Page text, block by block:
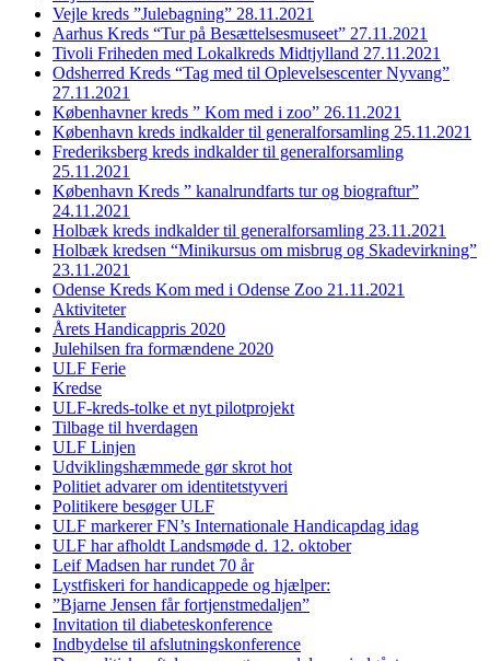
Vejle kreds ”Julebagning” 28.11.2021
Aarhus Kreds “Tur på Besættelsesmuseet” 27.11.2021
Tivoli Friheden med Lokalkreds Midtjylland 27.11.2021
Odsherred Kreds “Tag med til Oplevelsescenter Nyvang”
27.11.2021
Københavner kreds ” Kom med i zoo” 26.11.2021
København kreds indkalder til generalforsamling 25.11.2021
Frederiksberg kreds indkalder til generalforsamling
25.11.2021
København Kreds ” kanalrundfarts tur og biograftur”
24.11.2021
Holbæk kreds indkalder til generalforsamling 23.11.2021
Holbæk kredsen “Minikursus om misbrug og Skadevirkning”
23.11.2021
Odense Kreds Kom med i Odense Zoo 21.11.2021
Aktiviteter
Årets Handicappris 2020
Julehilsen fra formændene 2020
ULF Ferie
Kredse
ULF-kreds-tolke et nyt pilotprojekt
Tilbage til hverdagen
ULF Linjen
Udviklingshæmmede gør skrot hot
Politiet advarer om identitetstyveri
Politikere besøger ULF
ULF markerer FN’s Internationale Handicapdag idag
ULF har afholdt Landsmøde d. 12. oktober
Leif Madsen har rundet 70 år
Lystfiskeri for handicappede og hjælper:
”Bjarne Jensen får fortjenstmedaljen”
Invitation til diabeteskonference
Indbydelse til afslutningskonference